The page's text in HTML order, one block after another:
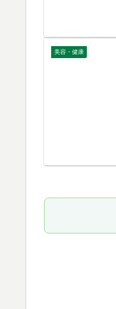
美容・健康